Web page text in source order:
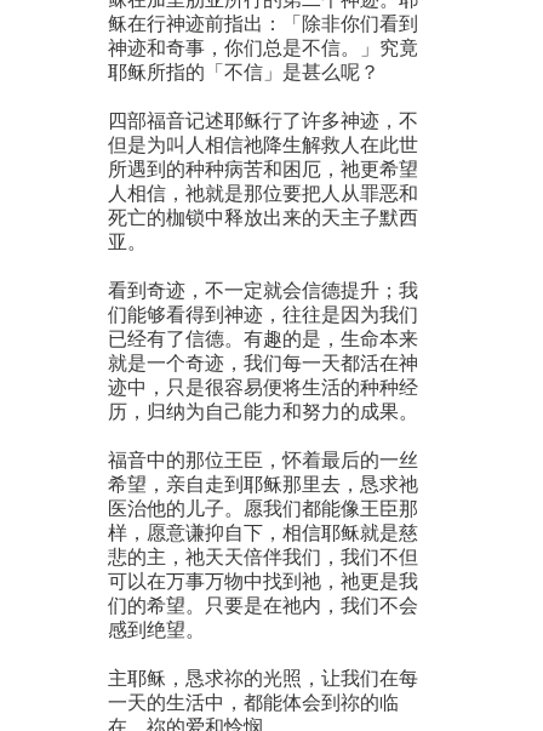
稣在行神迹前指出：「除非你们看到
神迹和奇事，你们总是不信。」究竟
耶稣所指的「不信」是甚么呢？
四部福音记述耶稣行了许多神迹，不
但是为叫人相信祂降生解救人在此世
所遇到的种种病苦和困厄，祂更希望
人相信，祂就是那位要把人从罪恶和
死亡的枷锁中释放出来的天主子默西
亚。
看到奇迹，不一定就会信德提升；我
们能够看得到神迹，往往是因为我们
已经有了信德。有趣的是，生命本来
就是一个奇迹，我们每一天都活在神
迹中，只是很容易便将生活的种种经
历，归纳为自己能力和努力的成果。
福音中的那位王臣，怀着最后的一丝
希望，亲自走到耶稣那里去，恳求祂
医治他的儿子。愿我们都能像王臣那
样，愿意谦抑自下，相信耶稣就是慈
悲的主，祂天天倍伴我们，我们不但
可以在万事万物中找到祂，祂更是我
们的希望。只要是在祂内，我们不会
感到绝望。
主耶稣，恳求祢的光照，让我们在每
一天的生活中，都能体会到祢的临